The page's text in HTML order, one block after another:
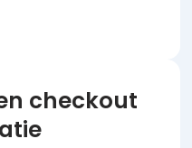
checkout